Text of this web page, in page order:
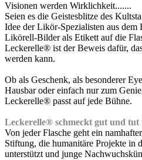
Visionen werden Wirklichkeit.......
Seien es die Geistesblitze des
Idee der Likör-Spezialisten aus dem
Likörell-Bilder als Etikett auf die
Leckerelle® ist der Beweis dafür,
werden kann.
Ob als Geschenk, als besonderer
Hausbar oder einfach nur zum
Leckerelle® passt auf jede Bühne.
Leckerelle® schmeckt gut und tut
Von jeder Flasche geht ein
Stiftung, die humanitäre Projekte in
unterstützt und junge